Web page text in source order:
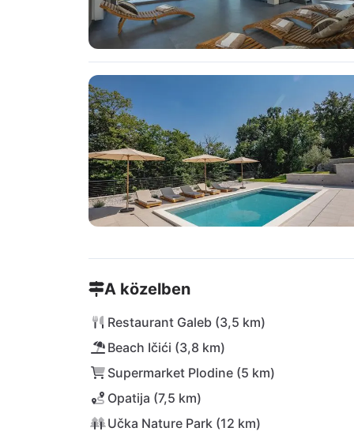
A közelben
Restaurant Galeb (3,5 km)
Beach Ičići (3,8 km)
Supermarket Plodine (5 km)
Opatija (7,5 km)
Učka Nature Park (12 km)